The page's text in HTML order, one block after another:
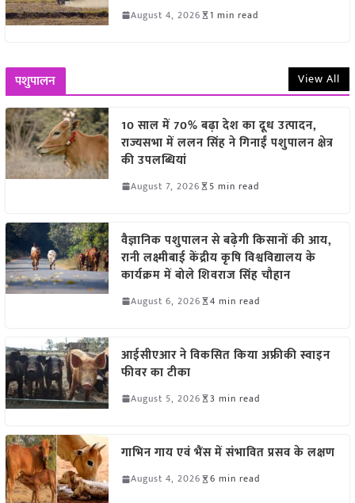
August 4, 2026 1 min read
पशुपालन View All
10 साल में 70% बढ़ा देश का दूध उत्पादन,
राज्यसभा में ललन सिंह ने गिनाईं पशुपालन क्षेत्र
की उपलब्धियां
August 7, 2026 5 min read
वैज्ञानिक पशुपालन से बढ़ेगी किसानों की आय,
रानी लक्ष्मीबाई केंद्रीय कृषि विश्वविद्यालय के
कार्यक्रम में बोले शिवराज सिंह चौहान
August 6, 2026 4 min read
आईसीएआर ने विकसित किया अफ्रीकी स्वाइन
फीवर का टीका
August 5, 2026 3 min read
गाभिन गाय एवं भैंस में संभावित प्रसव के लक्षण
August 4, 2026 6 min read